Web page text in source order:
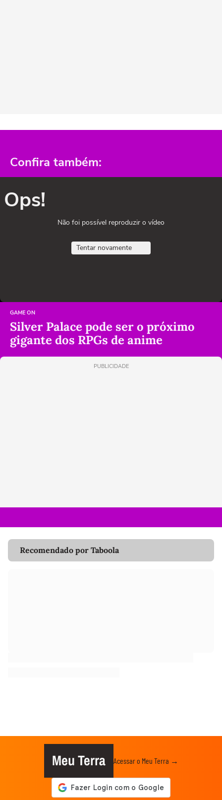
Confira também:
Ops!
Não foi possível reproduzir o vídeo
Tentar novamente
GAME ON
Silver Palace pode ser o próximo
gigante dos RPGs de anime
PUBLICIDADE
Recomendado por Taboola
Meu Terra Acessar o Meu Terra →